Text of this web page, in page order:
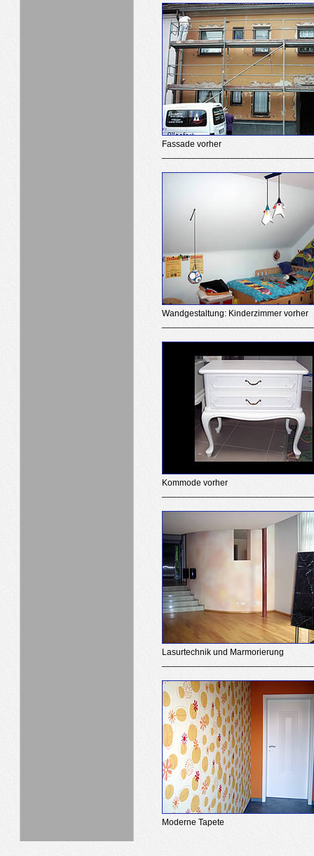
Fassade vorher
Wandgestaltung: Kinderzimmer vorher
Kommode vorher
Lasurtechnik und Marmorierung
Moderne Tapete